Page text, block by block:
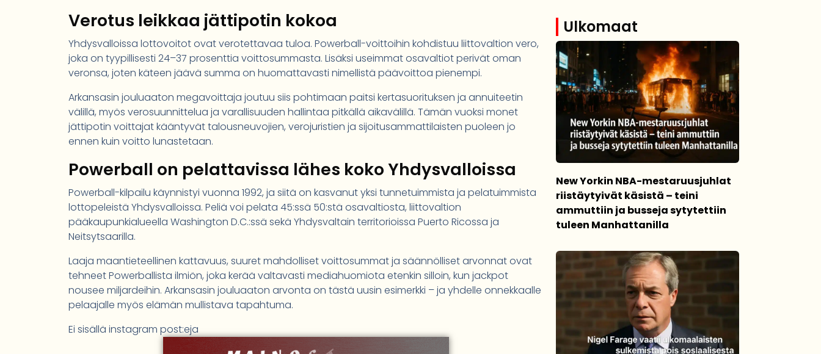
Verotus leikkaa jättipotin kokoa
Yhdysvalloissa lottovoitot ovat verotettavaa tuloa. Powerball-voittoihin kohdistuu liittovaltion vero,
joka on tyypillisesti 24–37 prosenttia voittosummasta. Lisäksi useimmat osavaltiot perivät oman
veronsa, joten käteen jäävä summa on huomattavasti nimellistä päävoittoa pienempi.
Arkansasin jouluaaton megavoittaja joutuu siis pohtimaan paitsi kertasuorituksen ja annuiteetin
välillä, myös verosuunnittelua ja varallisuuden hallintaa pitkällä aikavälillä. Tämän vuoksi monet
jättipotin voittajat kääntyvät talousneuvojien, verojuristien ja sijoitusammattilaisten puoleen jo
ennen kuin voitto lunastetaan.
Powerball on pelattavissa lähes koko Yhdysvalloissa
Powerball-kilpailu käynnistyi vuonna 1992, ja siitä on kasvanut yksi tunnetuimmista ja pelatuimmista
lottopeleistä Yhdysvalloissa. Peliä voi pelata 45:ssä 50:stä osavaltiosta, liittovaltion
pääkaupunkialueella Washington D.C.:ssä sekä Yhdysvaltain territorioissa Puerto Ricossa ja
Neitsytsaarilla.
Laaja maantieteellinen kattavuus, suuret mahdolliset voittosummat ja säännölliset arvonnat ovat
tehneet Powerballista ilmiön, joka kerää valtavasti mediahuomiota etenkin silloin, kun jackpot
nousee miljardeihin. Arkansasin jouluaaton arvonta on tästä uusin esimerkki – ja yhdelle onnekkaalle
pelaajalle myös elämän mullistava tapahtuma.
Ei sisällä instagram post:eja
Ulkomaat
New Yorkin NBA-mestaruusjuhlat
riistäytyivät käsistä – teini
ammuttiin ja busseja sytytettiin
tuleen Manhattanilla